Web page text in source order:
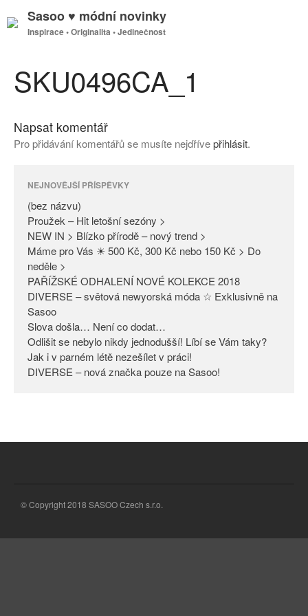
Proužek – Hit letošní sezóny >
Kč nebo 150 Kč > Do neděle >
PAŘÍŽSKÉ ODHALENÍ NOVÉ
KOLEKCE 2018
móda ☆ Exklusivně na Sasoo
Odlišit se nebylo nikdy
jednodušší! Líbí se Vám taky?
Jak i v parném létě nezešílet v
práci!
Sasoo ♥ módní novinky
Inspirace • Originalita • Jedinečnost
SKU0496CA_1
Napsat komentář
Pro přidávání komentářů se musíte nejdřívepřihlásit.
NEJNOVĚJŠÍ PŘÍSPĚVKY
(bez názvu)
Proužek – Hit letošní sezóny >
NEW IN > Blízko přírodě – nový trend >
Máme pro Vás ☀ 500 Kč, 300 Kč nebo 150 Kč > Do
neděle >
PAŘÍŽSKÉ ODHALENÍ NOVÉ KOLEKCE 2018
DIVERSE – světová newyorská móda ☆ Exklusivně na
Sasoo
Slova došla… Není co dodat…
Odlišit se nebylo nikdy jednodušší! Líbí se Vám taky?
Jak i v parném létě nezešílet v práci!
DIVERSE – nová značka pouze na Sasoo!
© Copyright 2018 SASOO Czech s.r.o.